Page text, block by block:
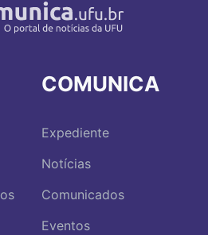
COMUNICA
Expediente
Notícias
Comunicados
Eventos